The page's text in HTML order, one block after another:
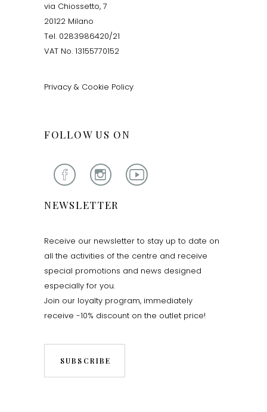
via Chiossetto, 7
20122 Milano
Tel. 0283986420/21
VAT No. 13155770152
Privacy & Cookie Policy
FOLLOW US ON
NEWSLETTER
Receive our newsletter to stay up to date on
all the activities of the centre and receive
special promotions and news designed
especially for you.
Join our loyalty program, immediately
receive -10% discount on the outlet price!
SUBSCRIBE